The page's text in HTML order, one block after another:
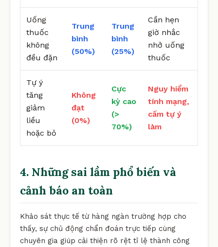
Uống
thuốc
không
đều đặn
Trung
bình
(50%)
Trung
bình
(25%)
Cần hẹn
giờ nhắc
nhở uống
thuốc
Tự ý
tăng
giảm
liều
hoặc bỏ
Không
đạt
(0%)
Cực
kỳ cao
(>
70%)
Nguy hiểm
tính mạng,
cấm tự ý
làm
4. Những sai lầm phổ biến và
cảnh báo an toàn
Khảo sát thực tế từ hàng ngàn trường hợp cho
thấy, sự chủ động chẩn đoán trực tiếp cùng
chuyên gia giúp cải thiện rõ rệt tỉ lệ thành công